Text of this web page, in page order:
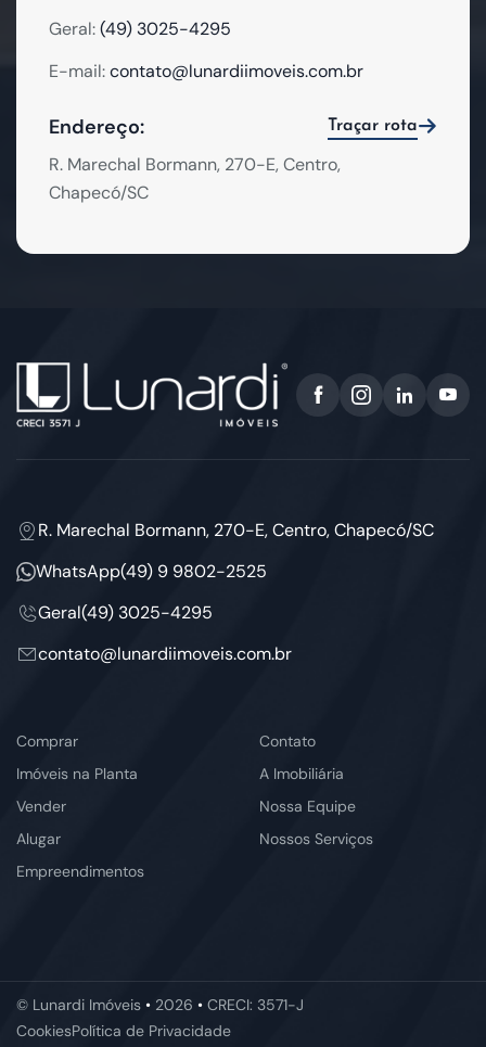
Geral:(49) 3025-4295
E-mail:contato@lunardiimoveis.com.br
Endereço: Traçar rota
R. Marechal Bormann, 270-E, Centro,
Chapecó/SC
R. Marechal Bormann, 270-E, Centro, Chapecó/SC
WhatsApp(49) 9 9802-2525
Geral(49) 3025-4295
contato@lunardiimoveis.com.br
Comprar
Imóveis na Planta
Vender
Alugar
Empreendimentos
Contato
A Imobiliária
Nossa Equipe
Nossos Serviços
© Lunardi Imóveis • 2026 • CRECI: 3571-J
CookiesPolítica de Privacidade